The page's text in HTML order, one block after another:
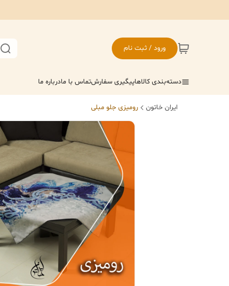
ورود / ثبت نام
دسته‌بندی کالاهاپیگیری سفارشتماس با مادرباره ما
ایران خاتون رومیزی جلو مبلی